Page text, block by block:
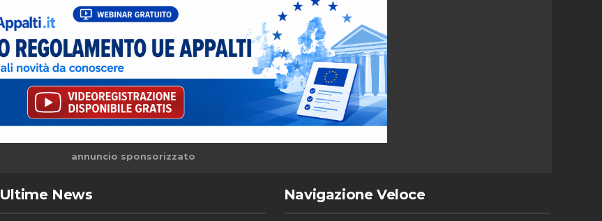
annuncio sponsorizzato
Ultime News Navigazione Veloce